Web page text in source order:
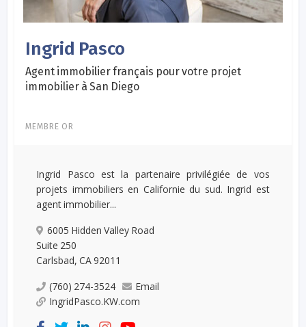
Ingrid Pasco
Agent immobilier français pour votre projet
immobilier à San Diego
MEMBRE OR
Ingrid Pasco est la partenaire privilégiée de vos
projets immobiliers en Californie du sud. Ingrid est
agent immobilier...
6005 Hidden Valley Road
Suite 250
Carlsbad, CA 92011
(760) 274-3524
Email
IngridPasco.KW.com